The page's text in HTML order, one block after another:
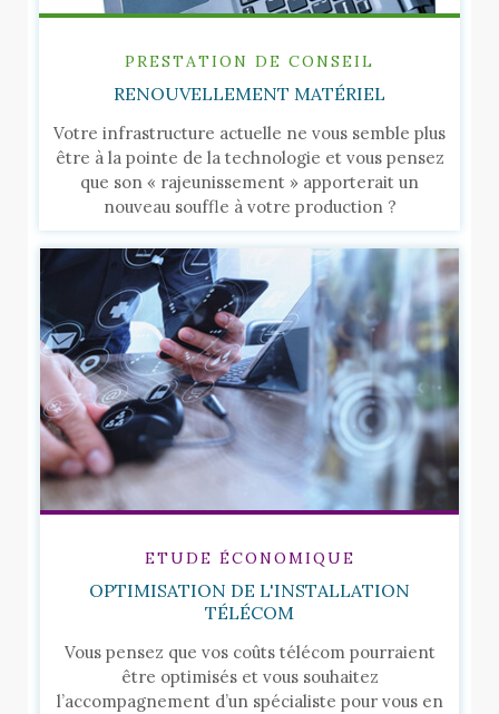
PRESTATION DE CONSEIL
RENOUVELLEMENT MATÉRIEL
Votre infrastructure actuelle ne vous semble plus
être à la pointe de la technologie et vous pensez
que son « rajeunissement » apporterait un
nouveau souffle à votre production ?
ETUDE ÉCONOMIQUE
OPTIMISATION DE L'INSTALLATION
TÉLÉCOM
Vous pensez que vos coûts télécom pourraient
être optimisés et vous souhaitez
l’accompagnement d’un spécialiste pour vous en